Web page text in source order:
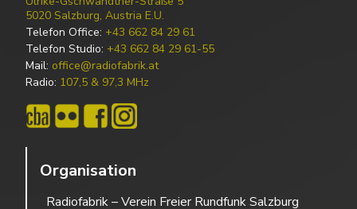
5020 Salzburg, Austria E.U.
Telefon Office: +43 662 84 29 61
Telefon Studio: +43 662 84 29 61-55
Mail: office@radiofabrik.at
Radio: 107,5 & 97,3 MHz
Organisation
Radiofabrik – Verein Freier Rundfunk Salzburg